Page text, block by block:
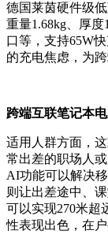
德国莱茵硬件级
重量1.68kg、厚
口等，支持65W
的充电焦虑，为
跨端互联笔记本
适用人群方面，
常出差的职场人
AI功能可以解决
则让出差途中、
可以实现270米超
性表现出色，在